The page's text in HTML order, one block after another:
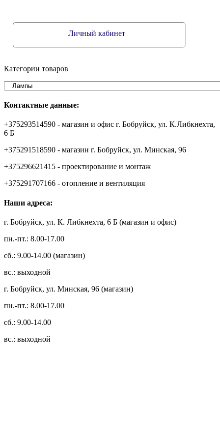
Личный кабинет
Категории товаров
Контактные данные:
+375293514590 - магазин и офис г. Бобруйск, ул. К.Либкнехта,
6 Б
+375291518590 - магазин г. Бобруйск, ул. Минская, 96
+375296621415 - проектирование и монтаж
+375291707166 - отопление и вентиляция
Наши адреса:
г. Бобруйск, ул. К. Либкнехта, 6 Б (магазин и офис)
пн.-пт.: 8.00-17.00
сб.: 9.00-14.00 (магазин)
вс.: выходной
г. Бобруйск, ул. Минская, 96 (магазин)
пн.-пт.: 8.00-17.00
сб.: 9.00-14.00
вс.: выходной